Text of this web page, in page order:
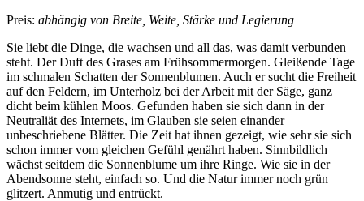
Preis: abhängig von Breite, Weite, Stärke und Legierung
Sie liebt die Dinge, die wachsen und all das, was damit verbunden
steht. Der Duft des Grases am Frühsommermorgen. Gleißende Tage
im schmalen Schatten der Sonnenblumen. Auch er sucht die Freiheit
auf den Feldern, im Unterholz bei der Arbeit mit der Säge, ganz
dicht beim kühlen Moos. Gefunden haben sie sich dann in der
Neutraliät des Internets, im Glauben sie seien einander
unbeschriebene Blätter. Die Zeit hat ihnen gezeigt, wie sehr sie sich
schon immer vom gleichen Gefühl genährt haben. Sinnbildlich
wächst seitdem die Sonnenblume um ihre Ringe. Wie sie in der
Abendsonne steht, einfach so. Und die Natur immer noch grün
glitzert. Anmutig und entrückt.